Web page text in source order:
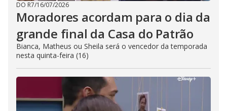
DO R7/16/07/2026
Moradores acordam para o dia da
grande final da Casa do Patrão
Bianca, Matheus ou Sheila será o vencedor da temporada
nesta quinta-feira (16)